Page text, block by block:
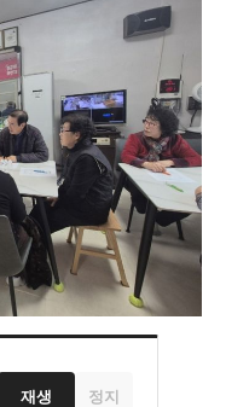
재생 정지